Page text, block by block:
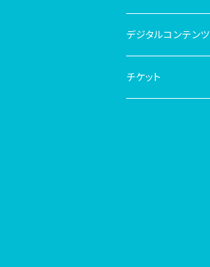
デジタルコンテンツ
チケット